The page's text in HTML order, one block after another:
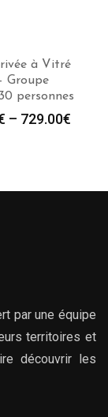
à Vitré
Groupe
personnes
– 729.00€
par une équipe
territoires et
découvrir les